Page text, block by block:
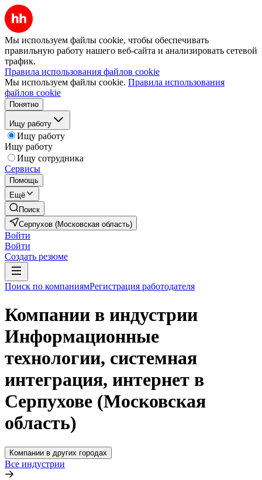
Мы используем файлы cookie, чтобы обеспечивать
правильную работу нашего веб-сайта и анализировать сетевой
трафик.
Правила использования файлов cookie
Мы используем файлы cookie. Правила использования
файлов cookie
Понятно
Ищу работу
Ищу работу
Ищу работу
Ищу сотрудника
Сервисы
Помощь
Ещё
Поиск
Серпухов (Московская область)
Войти
Войти
Создать резюме
Поиск по компаниямРегистрация работодателя
Компании в индустрии
Информационные
технологии, системная
интеграция, интернет в
Серпухове (Московская
область)
Компании в других городах
Все индустрии